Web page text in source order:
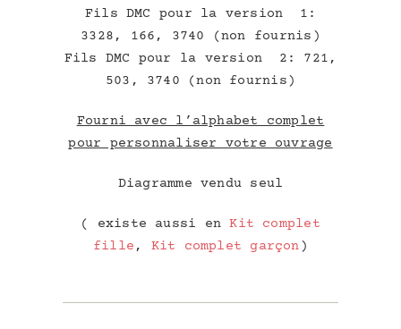
Fils DMC pour la version 1:
3328, 166, 3740 (non fournis)
Fils DMC pour la version 2: 721,
503, 3740 (non fournis)
Fourni avec l’alphabet complet
pour personnaliser votre ouvrage
Diagramme vendu seul
( existe aussi enKit complet
fille , Kit complet garçon)